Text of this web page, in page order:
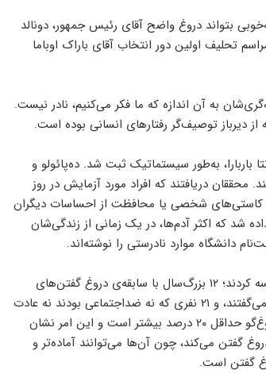
بتواند دروغ واضح آقای رئیس جمهور، دونالد
تحلیف اولین دور انتخاب آقای باراک اوباما
به آن اندازه که ما فکر می‌کنیم، نادر نیست.
از دیرباز توصیف‌گر رفتار‌های انسانی بوده است.
باربارا، به‌طور سیستماتیک ثبت شد. ده‌پائولو و
نکنند. محققان دریافتند که افراد مورد آزمایش در روز
کاستی‌های شخصی یا محافظت از احساسات دیگران
شد که اکثر آدم‌ها، در یک زمانی از زندگی‌شان
دانشگاه موارد نادرستی را نوشته‌اند.
در سال ۲۰۰۵ یالینگ یانگ، روان‌شناس، و همکارانش اسکن‌های مغزی سه گروه را با هم مقایسه کردند؛ ۱۲ بزرگ‌سال با سابقه‌ی دروغ ‌گفتن‌های
مکرر، ۱۶ نفر که در زمره‌ی افراد دچار اختلال شخصیت ضداجتماعی قرار داشتند اما مکرر دروغ نمی‌گفتند، و ۲۱ نفری که نه ضداجتماعی بودند نه عادت
به دروغ‌ گفتن داشتند. محققان دریافتند که حجم رشته‌های عصبی در قشر جلویی مغز افراد دروغ‌گو حداقل ۲۰ درصد بیشتر است و این امر نشان
گفتن می‌کند، چون آن‌ها می‌توانند آماده‌تر و
گفتن است.